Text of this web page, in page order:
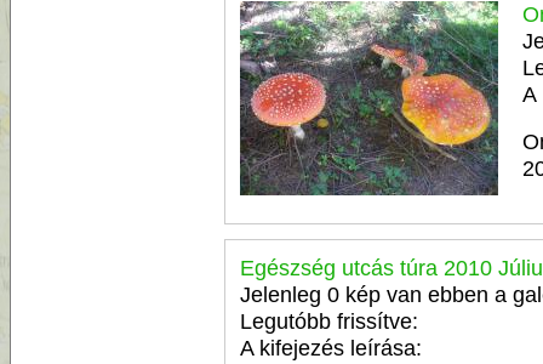
A
Egészség utcás túra 2010
Jelenleg 0 kép van ebben a
Legutóbb frissítve:
A kifejezés leírása: